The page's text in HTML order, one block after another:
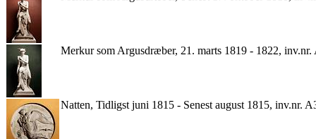
Merkur som Argusdræber, 21. marts 1819 - 1822, inv.nr.
Natten, Tidligst juni 1815 - Senest august 1815, inv.nr.